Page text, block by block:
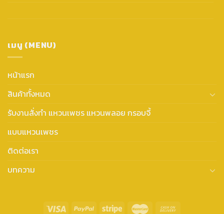
เมนู (MENU)
หน้าแรก
สินค้าทั้งหมด
รับงานสั่งทำ แหวนเพชร แหวนพลอย กรอบจี้
แบบแหวนเพชร
ติดต่อเรา
บทความ